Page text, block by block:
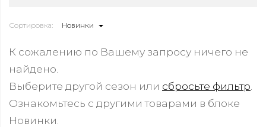
Сортировка: Новинки
К сожалению по Вашему запросу ничего не
найдено.
Выберите другой сезон или сбросьте фильтр
Ознакомьтесь с другими товарами в блоке
Новинки.